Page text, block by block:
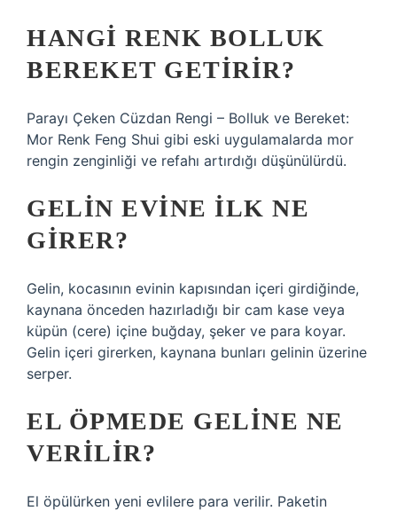
HANGI RENK BOLLUK
BEREKET GETIRIR?
Parayı Çeken Cüzdan Rengi – Bolluk ve Bereket:
Mor Renk Feng Shui gibi eski uygulamalarda mor
rengin zenginliği ve refahı artırdığı düşünülürdü.
GELIN EVINE ILK NE
GIRER?
Gelin, kocasının evinin kapısından içeri girdiğinde,
kaynana önceden hazırladığı bir cam kase veya
küpün (cere) içine buğday, şeker ve para koyar.
Gelin içeri girerken, kaynana bunları gelinin üzerine
serper.
EL ÖPMEDE GELINE NE
VERILIR?
El öpülürken yeni evlilere para verilir. Paketin